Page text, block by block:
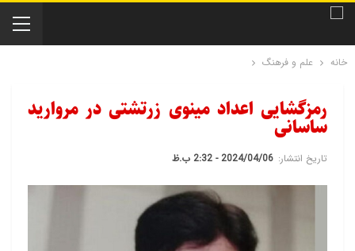
خانه علم و فرهنگ
رمزگشایی اعداد مینوی زرتشتی در مروارید
ساسانی
تاریخ انتشار: 2024/04/06 - 2:32 ب.ظ